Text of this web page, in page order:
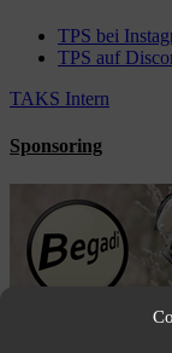
TPS bei
TPS auf
TAKS Intern
Sponsoring